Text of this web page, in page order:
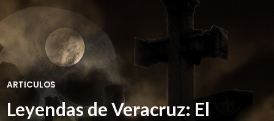
ARTICULOS
Leyendas de Veracruz: El